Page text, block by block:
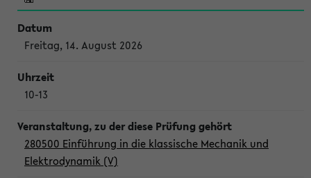
Freitag, 14. August 2026
10-13
280500 Einführung in die klassische Mechanik und
Elektrodynamik (V)